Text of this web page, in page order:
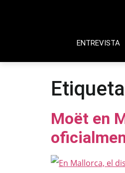
ENTREVISTA
Moët en